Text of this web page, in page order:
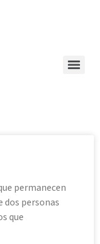
permanecen
dos personas
que